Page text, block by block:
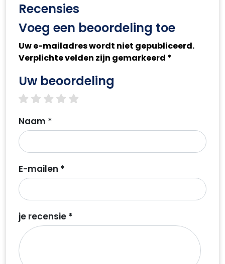
Recensies
Voeg een beoordeling toe
Uw e-mailadres wordt niet gepubliceerd.
Verplichte velden zijn gemarkeerd *
Uw beoordeling
4 stars
3 stars
2 stars
1 star
Naam *
E-mailen *
je recensie *